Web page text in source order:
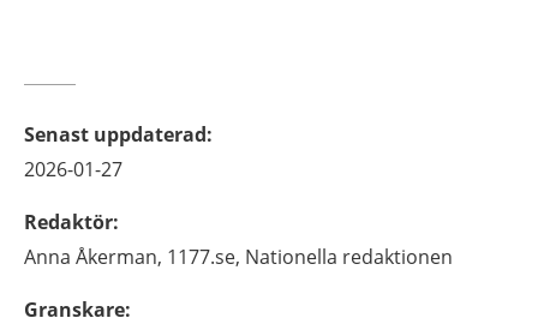
Senast uppdaterad:
2026-01-27
Redaktör:
Anna Åkerman, 1177.se, Nationella redaktionen
Granskare: